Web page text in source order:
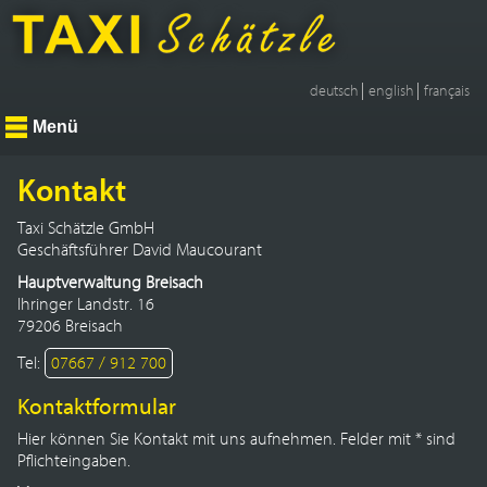
deutsch english français
Menü
Kontakt
Taxi Schätzle GmbH
Geschäftsführer David Maucourant
Hauptverwaltung Breisach
Ihringer Landstr. 16
79206 Breisach
Tel:
07667 / 912 700
Kontaktformular
Hier können Sie Kontakt mit uns aufnehmen. Felder mit * sind
Pflichteingaben.